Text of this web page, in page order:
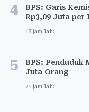
4
BPS: Garis
Rp3,09 Juta per
18 jam lalu
5
BPS: Penduduk
Juta Orang
21 jam lalu